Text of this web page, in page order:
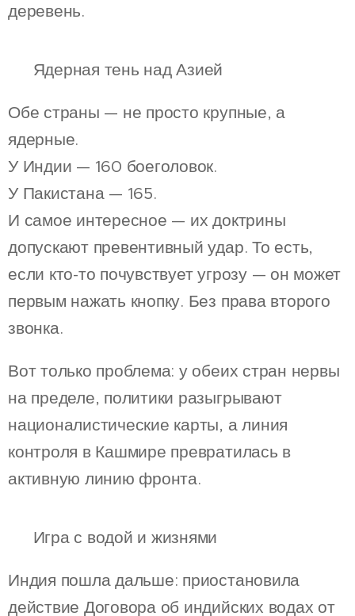
деревень.
☢️ Ядерная тень над Азией
Обе страны — не просто крупные, а
ядерные.
У Индии — 160 боеголовок.
У Пакистана — 165.
И самое интересное — их доктрины
допускают превентивный удар. То есть,
если кто-то почувствует угрозу — он может
первым нажать кнопку. Без права второго
звонка.
Вот только проблема: у обеих стран нервы
на пределе, политики разыгрывают
националистические карты, а линия
контроля в Кашмире превратилась в
активную линию фронта.
🌊 Игра с водой и жизнями
Индия пошла дальше: приостановила
действие Договора об индийских водах от